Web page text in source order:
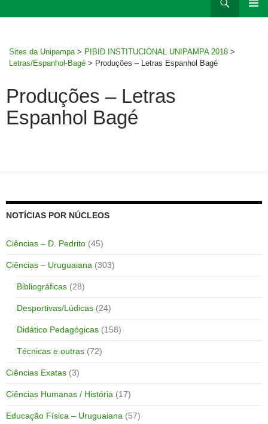
Sites da Unipampa > PIBID INSTITUCIONAL UNIPAMPA 2018 >
Letras/Espanhol-Bagé > Produções – Letras Espanhol Bagé
Produções – Letras
Espanhol Bagé
NOTÍCIAS POR NÚCLEOS
Ciências – D. Pedrito (45)
Ciências – Uruguaiana (303)
Bibliográficas (28)
Desportivas/Lúdicas (24)
Didático Pedagógicas (158)
Técnicas e outras (72)
Ciências Exatas (3)
Ciências Humanas / História (17)
Educação Física – Uruguaiana (57)